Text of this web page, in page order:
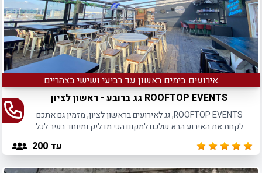
אירועים בימים ראשון עד רביעי ושישי בצהריים
ROOFTOP EVENTS גג ברובע - ראשון לציון
ROOFTOP EVENTS, גג לאירועים בראשון לציון, מזמין גם אתכם
לקחת את האירוע הבא שלכם למקום הכי מדליק ומיוחד בעיר לכל
עד 200